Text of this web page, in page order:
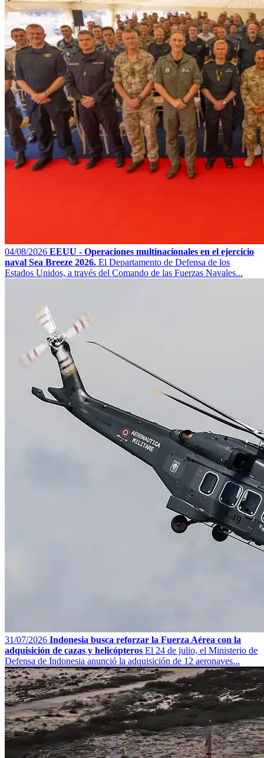
04/08/2026 EEUU - Operaciones multinacionales en el ejercicio
naval Sea Breeze 2026. El Departamento de Defensa de los
Estados Unidos, a través del Comando de las Fuerzas Navales...
31/07/2026 Indonesia busca reforzar la Fuerza Aérea con la
adquisición de cazas y helicópteros El 24 de julio, el Ministerio de
Defensa de Indonesia anunció la adquisición de 12 aeronaves...